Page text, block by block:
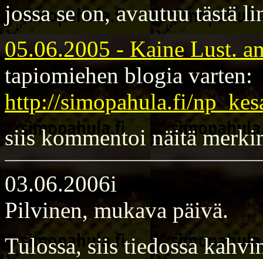
jossa se on, avautuu tästä
05.06.2005 - Kaine Lust.
tapiomiehen blogia varten:
http://simopahula.fi/
siis kommentoi näitä
03.06.2006i
Pilvinen, mukava päivä.
Tulossa, siis tiedossa